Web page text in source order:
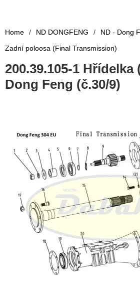
Home / ND DONGFENG / ND - Dong
Zadní poloosa (Final Transmission)
200.39.105-1 Hřídelka
Dong Feng (č.30/9)